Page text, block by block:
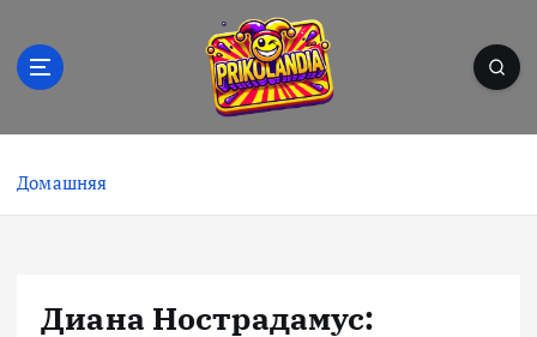
Prikolandia – заряжено на позитив! 🤪⚡
Домашняя
Диана Нострадамус: